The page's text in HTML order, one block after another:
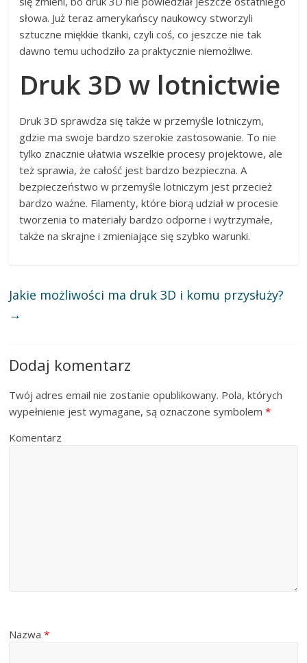
słowa. Już teraz amerykańscy naukowcy stworzyli
sztuczne miękkie tkanki, czyli coś, co jeszcze nie tak
dawno temu uchodziło za praktycznie niemożliwe.
Druk 3D w lotnictwie
Druk 3D sprawdza się także w przemyśle lotniczym,
gdzie ma swoje bardzo szerokie zastosowanie. To nie
tylko znacznie ułatwia wszelkie procesy projektowe, ale
też sprawia, że całość jest bardzo bezpieczna. A
bezpieczeństwo w przemyśle lotniczym jest przecież
bardzo ważne. Filamenty, które biorą udział w procesie
tworzenia to materiały bardzo odporne i wytrzymałe,
także na skrajne i zmieniające się szybko warunki.
Jakie możliwości ma druk 3D i komu przysłuży?
→
Dodaj komentarz
Twój adres email nie zostanie opublikowany. Pola, których
wypełnienie jest wymagane, są oznaczone symbolem*
Komentarz
Nazwa*